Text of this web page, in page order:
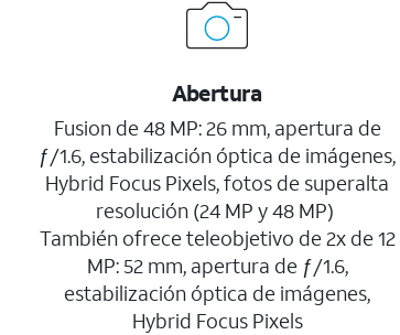
Abertura
Fusion de 48 MP: 26 mm, apertura de
ƒ/1.6, estabilización óptica de imágenes,
Hybrid Focus Pixels, fotos de superalta
resolución (24 MP y 48 MP)
También ofrece teleobjetivo de 2x de 12
MP: 52 mm, apertura de ƒ/1.6,
estabilización óptica de imágenes,
Hybrid Focus Pixels